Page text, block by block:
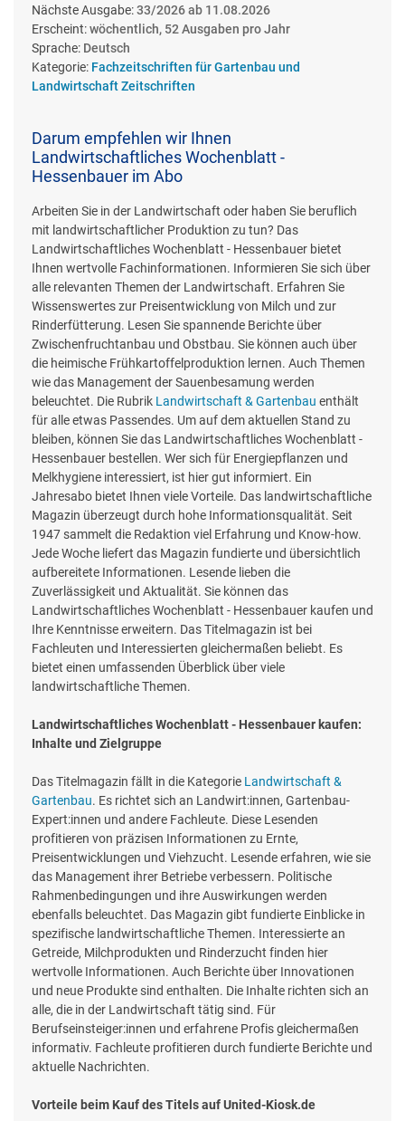
Nächste Ausgabe:33/2026 ab 11.08.2026
Erscheint:wöchentlich, 52 Ausgaben pro Jahr
Sprache: Deutsch
Kategorie: Fachzeitschriften für Gartenbau und
Landwirtschaft Zeitschriften
Darum empfehlen wir Ihnen
Landwirtschaftliches Wochenblatt -
Hessenbauer im Abo
Arbeiten Sie in der Landwirtschaft oder haben Sie beruflich
mit landwirtschaftlicher Produktion zu tun? Das
Landwirtschaftliches Wochenblatt - Hessenbauer bietet
Ihnen wertvolle Fachinformationen. Informieren Sie sich über
alle relevanten Themen der Landwirtschaft. Erfahren Sie
Wissenswertes zur Preisentwicklung von Milch und zur
Rinderfütterung. Lesen Sie spannende Berichte über
Zwischenfruchtanbau und Obstbau. Sie können auch über
die heimische Frühkartoffelproduktion lernen. Auch Themen
wie das Management der Sauenbesamung werden
beleuchtet. Die Rubrik Landwirtschaft & Gartenbau enthält
für alle etwas Passendes. Um auf dem aktuellen Stand zu
bleiben, können Sie das Landwirtschaftliches Wochenblatt -
Hessenbauer bestellen. Wer sich für Energiepflanzen und
Melkhygiene interessiert, ist hier gut informiert. Ein
Jahresabo bietet Ihnen viele Vorteile. Das landwirtschaftliche
Magazin überzeugt durch hohe Informationsqualität. Seit
1947 sammelt die Redaktion viel Erfahrung und Know-how.
Jede Woche liefert das Magazin fundierte und übersichtlich
aufbereitete Informationen. Lesende lieben die
Zuverlässigkeit und Aktualität. Sie können das
Landwirtschaftliches Wochenblatt - Hessenbauer kaufen und
Ihre Kenntnisse erweitern. Das Titelmagazin ist bei
Fachleuten und Interessierten gleichermaßen beliebt. Es
bietet einen umfassenden Überblick über viele
landwirtschaftliche Themen.
Landwirtschaftliches Wochenblatt - Hessenbauer kaufen:
Inhalte und Zielgruppe
Das Titelmagazin fällt in die Kategorie Landwirtschaft &
Gartenbau. Es richtet sich an Landwirt:innen, Gartenbau-
Expert:innen und andere Fachleute. Diese Lesenden
profitieren von präzisen Informationen zu Ernte,
Preisentwicklungen und Viehzucht. Lesende erfahren, wie sie
das Management ihrer Betriebe verbessern. Politische
Rahmenbedingungen und ihre Auswirkungen werden
ebenfalls beleuchtet. Das Magazin gibt fundierte Einblicke in
spezifische landwirtschaftliche Themen. Interessierte an
Getreide, Milchprodukten und Rinderzucht finden hier
wertvolle Informationen. Auch Berichte über Innovationen
und neue Produkte sind enthalten. Die Inhalte richten sich an
alle, die in der Landwirtschaft tätig sind. Für
Berufseinsteiger:innen und erfahrene Profis gleichermaßen
informativ. Fachleute profitieren durch fundierte Berichte und
aktuelle Nachrichten.
Vorteile beim Kauf des Titels auf United-Kiosk.de